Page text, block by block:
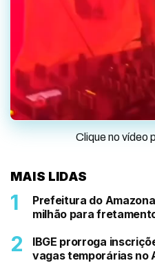
Clique no vídeo
MAIS LIDAS
Prefeitura do
milhão para
IBGE prorroga
vagas temporárias no